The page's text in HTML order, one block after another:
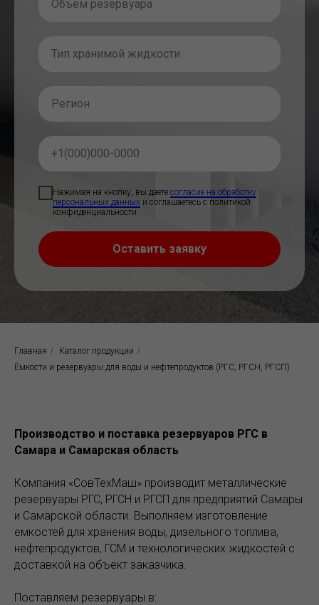
Нажимая на кнопку, вы даете согласие на обработку
персональных данных и соглашаетесь c политикой
конфиденциальности
Оставить заявку
Главная / Каталог продукции /
Ёмкости и резервуары для воды и нефтепродуктов (РГС, РГСН, РГСП)
Производство и поставка резервуаров РГС в
Самара и Самарская область
Компания «СовТехМаш» производит металлические
резервуары РГС, РГСН и РГСП для предприятий Самары
и Самарской области. Выполняем изготовление
емкостей для хранения воды, дизельного топлива,
нефтепродуктов, ГСМ и технологических жидкостей с
доставкой на объект заказчика.
Поставляем резервуары в: